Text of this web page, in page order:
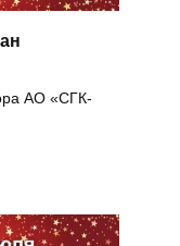
АО «СГК-